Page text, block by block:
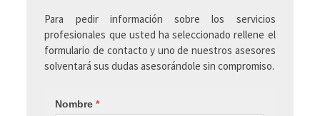
Para pedir información sobre los servicios
profesionales que usted ha seleccionado rellene el
formulario de contacto y uno de nuestros asesores
solventará sus dudas asesorándole sin compromiso.
Nombre*